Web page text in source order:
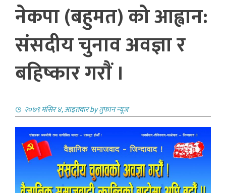
नेकपा (बहुमत) को आह्वान:
संसदीय चुनाव अवज्ञा र
बहिष्कार गराैं ।
२०७९ मंसिर ४, आइतवारbyतुफान न्यूज